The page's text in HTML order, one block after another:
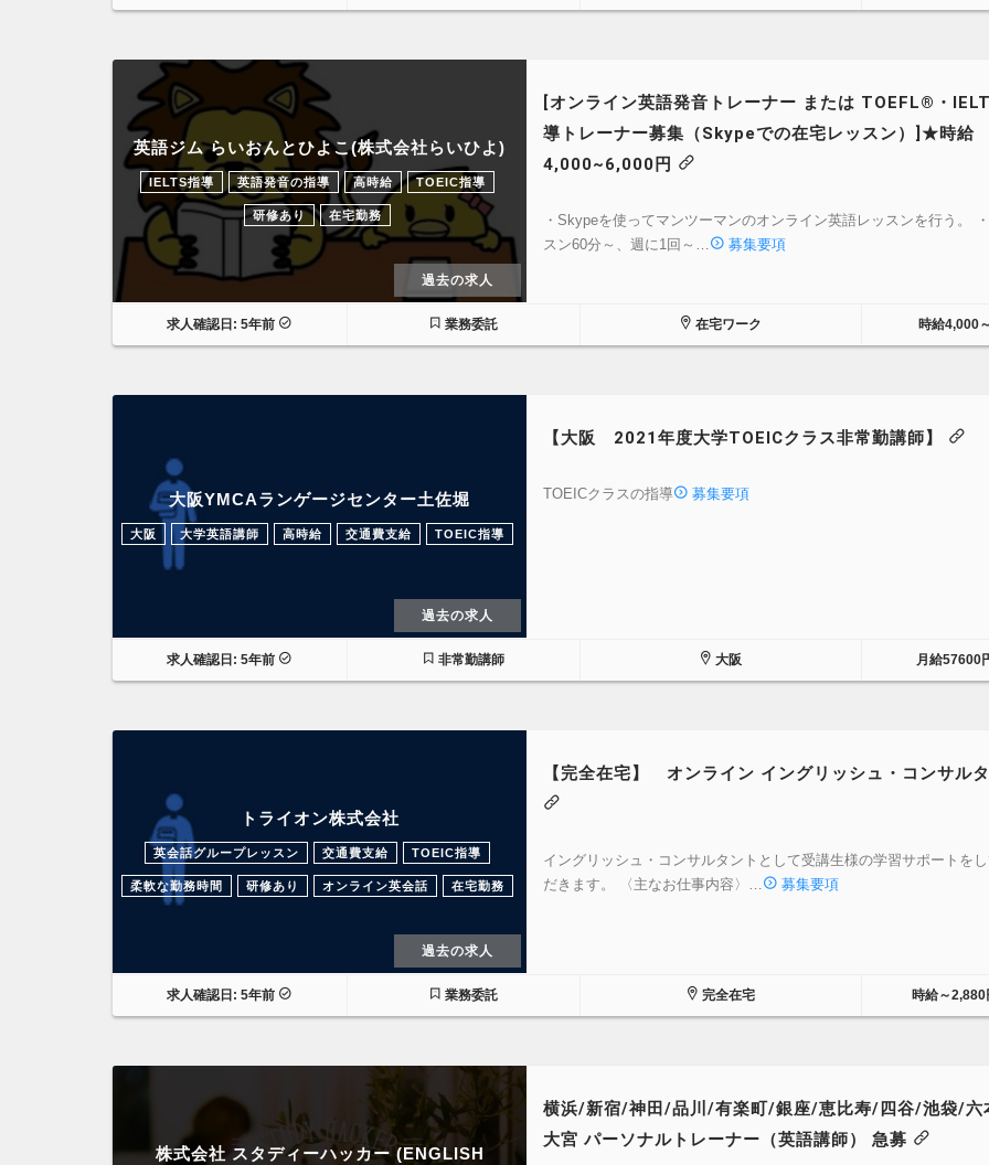
英語ジム らいおんとひよこ(株式会社らいひよ)
IELTS指導 英語発音の指導 高時給 TOEIC指導
研修あり 在宅勤務
過去の求人
[オンライン英語発音トレーナー または TOEFL®・
導トレーナー募集（Skypeでの在宅レッスン）]★時給
4,000~6,000円
・Skypeを使ってマンツーマンのオンライン英語レッスンを行う。
スン60分～、週に1回～…
募集要項
求人確認日: 5年前 業務委託 在宅ワーク 時給4,000～
大阪YMCAランゲージセンター土佐堀
大阪 大学英語講師 高時給 交通費支給 TOEIC指導
過去の求人
【大阪 2021年度大学TOEICクラス非常勤講師】
TOEICクラスの指導 募集要項
求人確認日: 5年前 非常勤講師 大阪 月給57600
トライオン株式会社
英会話グループレッスン 交通費支給 TOEIC指導
柔軟な勤務時間 研修あり オンライン英会話 在宅勤務
過去の求人
【完全在宅】 オンライン イングリッシュ・コンサル
イングリッシュ・コンサルタントとして受講生様の学習サポートを
だきます。 〈主なお仕事内容〉…
募集要項
求人確認日: 5年前 業務委託 完全在宅 時給～2,880
株式会社 スタディーハッカー (ENGLISH
横浜/新宿/神田/品川/有楽町/銀座/恵比寿/四谷/池袋/六
大宮 パーソナルトレーナー（英語講師） 急募